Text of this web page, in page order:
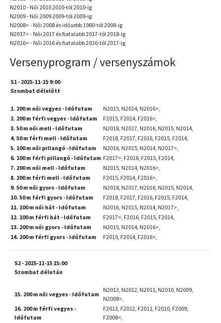
N2010 - Női 2010 2010-tól 2010-ig
N2009 - Női 2009 2009-tól 2009-ig
N2008< - Női 2008 és idősebb 1980-tól 2008-ig
N2017> - Női 2017 és fiatalabb 2017-tól 2018-ig
N2016> - Női 2016 és fiatalabb 2016-tól 2017-ig
Versenyprogram / versenyszámok
S1 - 2025-11-15 9:00
Szombat délelőtt
1. 200 m női vegyes - Időfutam
N2015, N2014, N2016>,
2. 200 m férfi vegyes - Időfutam
F2015, F2014, F2016>,
3. 50 m női mell - Időfutam
N2018, N2017, N2016, N2015, N2014,
4. 50 m férfi mell - Időfutam
F2018, F2017, F2016, F2015, F2014,
5. 100 m női pillangó - Időfutam
N2016, N2015, N2014, N2017>,
6. 100 m férfi pillangó - Időfutam F2017>, F2016, F2015, F2014,
7. 200 m női mell - Időfutam
N2015, N2014, N2016>,
8. 200 m férfi mell - Időfutam
F2015, F2014, F2016>,
9. 50 m női gyors - Időfutam
N2018, N2017, N2016, N2015, N2014,
10. 50 m férfi gyors - Időfutam
F2018, F2017, F2016, F2015, F2014,
11. 100 m női hát - Időfutam
N2016, N2015, N2014, N2017>,
12. 100 m férfi hát - Időfutam
F2017>, F2016, F2015, F2014,
13. 200 m női gyors - Időfutam
N2015, N2014, N2016>,
14. 200 m férfi gyors - Időfutam
F2015, F2014, F2016>,
S2 - 2025-11-15 15:00
Szombat délután
15. 200 m női vegyes - Időfutam
N2013, N2012, N2011, N2010, N2009,
N2008<,
16. 200 m férfi vegyes -
Időfutam
F2013, F2012, F2011, F2010, F2009,
F2008<,